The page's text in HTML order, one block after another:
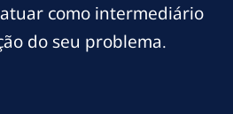
como intermediário
do seu problema.